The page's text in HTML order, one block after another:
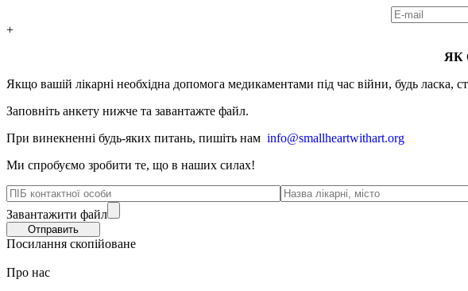
+
ЯК
Якщо вашій лікарні необхідна допомога медикаментами під час війни, будь ласка,
Заповніть анкету нижче та завантажте файл.
При винекненні будь-яких питань, пишіть нам info@smallheartwithart.org
Ми спробуємо зробити те, що в наших силах!
Завантажити файл
Посилання скопійоване
Про нас